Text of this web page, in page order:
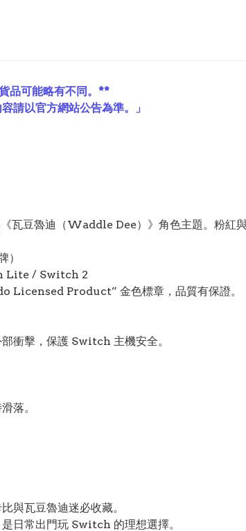
品可能略有不同。**
請以官方網站公告為準。」
瓦豆魯迪（Waddle Dee）》角色主題。粉紅
）
Lite / Switch 2
Product” 金色標章，品質有保證。
衝擊，保護 Switch 主機安全。
落。
與瓦豆魯迪迷必收藏。
日常出門玩 Switch 的理想選擇。